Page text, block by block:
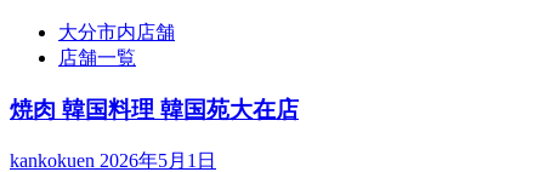
大分市内店舗
店舗一覧
焼肉 韓国料理 韓国苑大在店
kankokuen 2026年5月1日